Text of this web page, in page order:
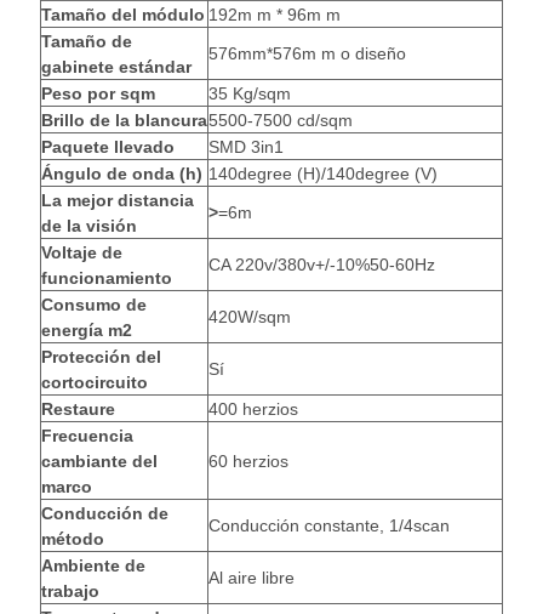
Tamaño del módulo 192m m * 96m m
Tamaño de
gabinete estándar
576mm*576m m o diseño
Peso por sqm
35 Kg/sqm
Brillo de la blancura5500-7500 cd/sqm
Paquete llevado
SMD 3in1
Ángulo de onda (h) 140degree (H)/140degree (V)
La mejor distancia
de la visión
>=6m
Voltaje de
funcionamiento
CA 220v/380v+/-10%50-60Hz
Consumo de
energía m2
420W/sqm
Protección del
cortocircuito
Sí
Restaure
400 herzios
Frecuencia
cambiante del
marco
60 herzios
Conducción de
método
Conducción constante, 1/4scan
Ambiente de
trabajo
Al aire libre